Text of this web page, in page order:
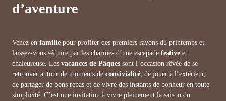
d’aventure
Venez en famille pour profiter des premiers rayons du printemps et
laissez-vous séduire par les charmes d’une escapade festive et
chaleureuse. Les vacances de Pâques sont l’occasion rêvée de se
retrouver autour de moments de convivialité, de jouer à l’extérieur,
de partager de bons repas et de vivre des instants de bonheur en toute
simplicité. C’est une invitation à vivre pleinement la saison du